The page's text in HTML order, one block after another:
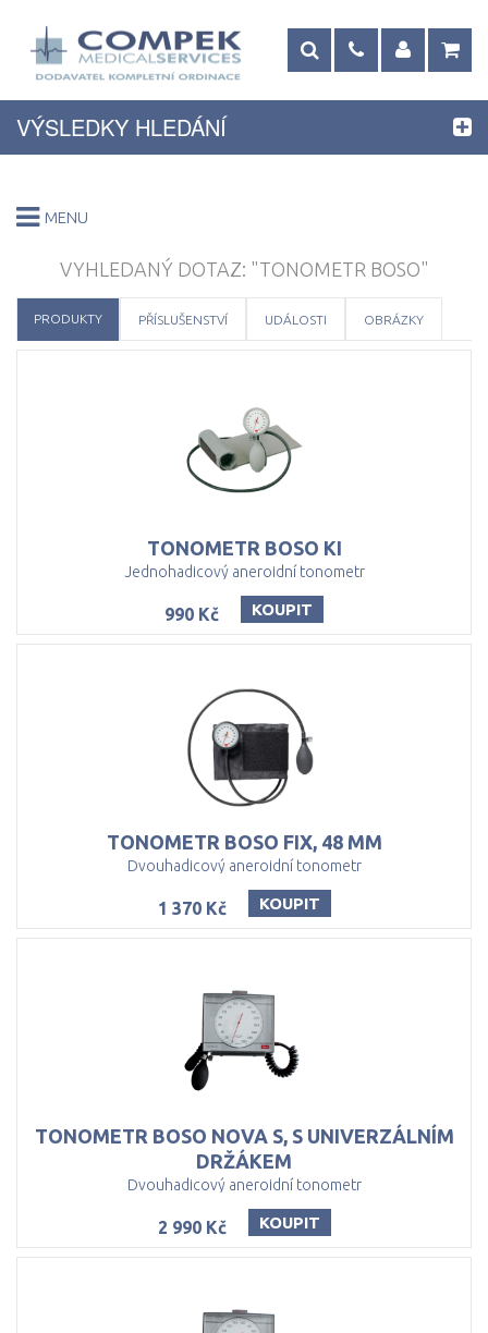
VÝSLEDKY HLEDÁNÍ
VYHLEDANÝ DOTAZ: "TONOMETR BOSO"
PRODUKTY PŘÍSLUŠENSTVÍ UDÁLOSTI OBRÁZKY
TONOMETR BOSO KI
Jednohadicový aneroidní tonometr
990 Kč KOUPIT
TONOMETR BOSO FIX, 48 MM
Dvouhadicový aneroidní tonometr
1 370 Kč KOUPIT
TONOMETR BOSO NOVA S, S UNIVERZÁLNÍM
DRŽÁKEM
Dvouhadicový aneroidní tonometr
2 990 Kč KOUPIT
MENU